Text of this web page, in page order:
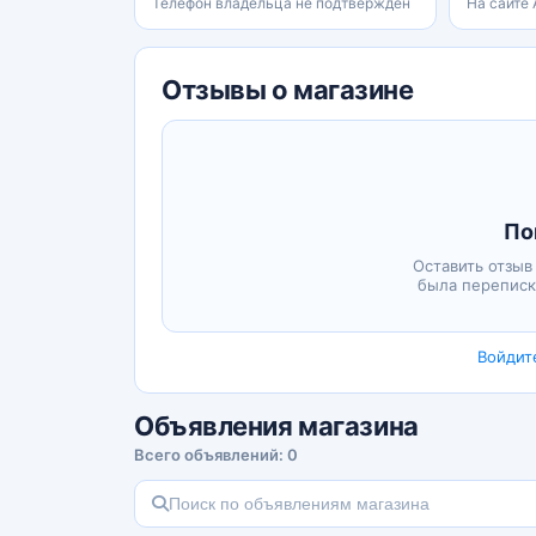
Отзывы о магазине
Оставить
была
Объявления магазина
Всего объявлений: 0